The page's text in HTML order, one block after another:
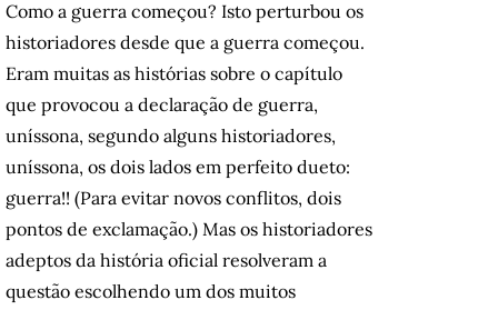
Como a guerra começou? Isto perturbou os
historiadores desde que a guerra começou.
Eram muitas as histórias sobre o capítulo
que provocou a declaração de guerra,
uníssona, segundo alguns historiadores,
uníssona, os dois lados em perfeito dueto:
guerra!! (Para evitar novos conflitos, dois
pontos de exclamação.) Mas os historiadores
adeptos da história oficial resolveram a
questão escolhendo um dos muitos